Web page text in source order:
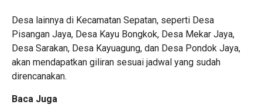
Desa lainnya di Kecamatan Sepatan, seperti Desa
Pisangan Jaya, Desa Kayu Bongkok, Desa Mekar Jaya,
Desa Sarakan, Desa Kayuagung, dan Desa Pondok Jaya,
akan mendapatkan giliran sesuai jadwal yang sudah
direncanakan.
Baca Juga